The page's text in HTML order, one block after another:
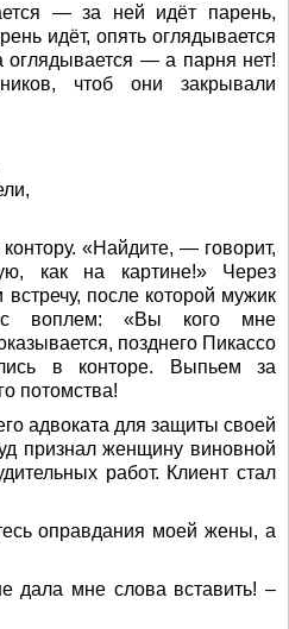
— за ней идёт парень,
идёт, опять оглядывается
— а парня нет!
чтоб они закрывали
«Найдите, — говорит,
как на картине!» Через
после которой мужик
с воплем: «Вы кого мне
позднего Пикассо
в конторе. Выпьем за
потомства!
адвоката для защиты своей
признал женщину виновной
работ. Клиент стал
оправдания моей жены, а
дала мне слова вставить! –